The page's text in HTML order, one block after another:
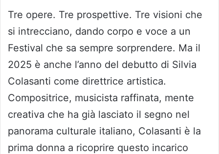
Tre opere. Tre prospettive. Tre visioni che
si intrecciano, dando corpo e voce a un
Festival che sa sempre sorprendere. Ma il
2025 è anche l’anno del debutto di Silvia
Colasanti come direttrice artistica.
Compositrice, musicista raffinata, mente
creativa che ha già lasciato il segno nel
panorama culturale italiano, Colasanti è la
prima donna a ricoprire questo incarico